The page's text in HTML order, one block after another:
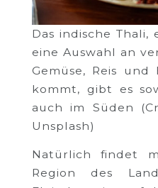
Das indische Thali,
eine Auswahl an
Gemüse, Reis
kommt, gibt es
auch im Süden
Unsplash)
Natürlich findet
Region des